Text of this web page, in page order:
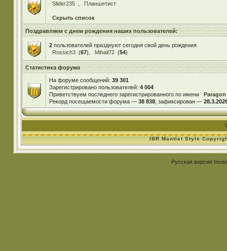
Slider235
Планшетист
Скрыть список
Поздравляем с днем рождения наших пользователей:
2пользователей празднуют сегодня свой день рождения
Rossich3 (67), Mihail72 (54)
Статистика форума
На форуме сообщений: 39 301
Зарегистрировано пользователей: 4 004
Приветствуем последнего зарегистрированного по имени
Paragon
Рекорд посещаемости форума — 38 838, зафиксирован —
IBR Mantlet Style
Русская версия